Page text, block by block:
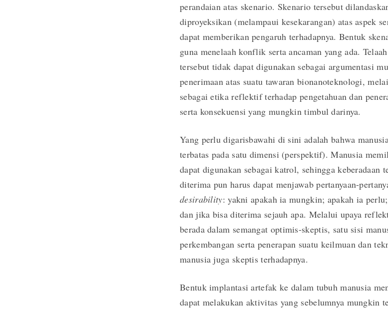
perandaian atas skenario. Skenario tersebut
diproyeksikan (melampaui kesekarangan) atas aspek
dapat memberikan pengaruh terhadapnya. Bentuk
guna menelaah konflik serta ancaman yang ada.
tersebut tidak dapat digunakan sebagai argumentasi
penerimaan atas suatu tawaran bionanoteknologi,
sebagai etika reflektif terhadap pengetahuan dan
serta konsekuensi yang mungkin timbul darinya.
Yang perlu digarisbawahi di sini adalah bahwa
terbatas pada satu dimensi (perspektif). Manusia
dapat digunakan sebagai katrol, sehingga keberadaan
diterima pun harus dapat menjawab pertanyaan-
desirability: yakni apakah ia mungkin; apakah ia
dan jika bisa diterima sejauh apa. Melalui upaya
berada dalam semangat optimis-skeptis, satu sisi
perkembangan serta penerapan suatu keilmuan dan
manusia juga skeptis terhadapnya.
Bentuk implantasi artefak ke dalam tubuh manusia
dapat melakukan aktivitas yang sebelumnya mungkin